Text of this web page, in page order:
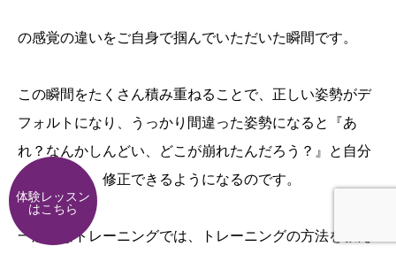
体験レッスン
はこちら
の感覚の違いをご自身で掴んでいただいた瞬間です。
この瞬間をたくさん積み重ねることで、正しい姿勢がデ
フォルトになり、うっかり間違った姿勢になると『あ
れ？なんかしんどい、どこが崩れたんだろう？』と自分
で点検でき、修正できるようになるのです。
一般的なトレーニングでは、トレーニングの方法を教え